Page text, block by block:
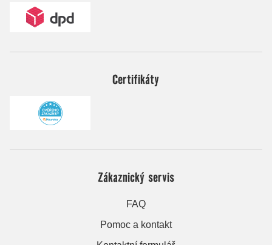
Certifikáty
Zákaznický servis
FAQ
Pomoc a kontakt